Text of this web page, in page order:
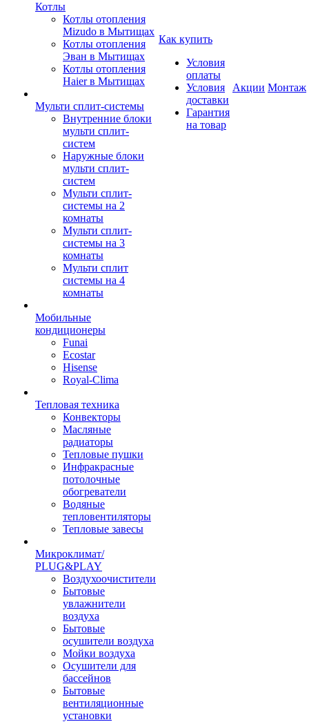
Котлы
Котлы отопления
Mizudo в Мытищах
Котлы отопления
Эван в Мытищах
Котлы отопления
Haier в Мытищах
Мульти сплит-системы
Внутренние блоки
мульти сплит-
систем
Наружные блоки
мульти сплит-
систем
Мульти сплит-
системы на 2
комнаты
Мульти сплит-
системы на 3
комнаты
Мульти сплит
системы на 4
комнаты
Мобильные
кондиционеры
Funai
Ecostar
Hisense
Royal-Clima
Тепловая техника
Конвекторы
Масляные
радиаторы
Тепловые пушки
Инфракрасные
потолочные
обогреватели
Водяные
тепловентиляторы
Тепловые завесы
Микроклимат/
PLUG&PLAY
Воздухоочистители
Бытовые
увлажнители
воздуха
Бытовые
осушители воздуха
Мойки воздуха
Осушители для
бассейнов
Бытовые
вентиляционные
установки
Как купить
Условия
оплаты
Условия
доставки
Гарантия
на товар
Акции Монтаж